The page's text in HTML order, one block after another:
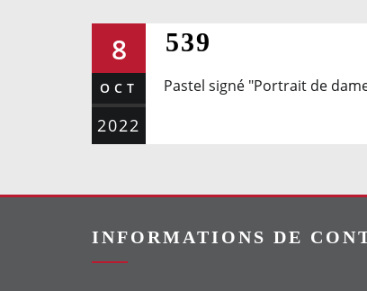
8
OCT
2022
539
Pastel signé "Portrait de
INFORMATIONS DE